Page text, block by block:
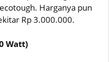
Harganya pun
Rp 3.000.000.
Watt)